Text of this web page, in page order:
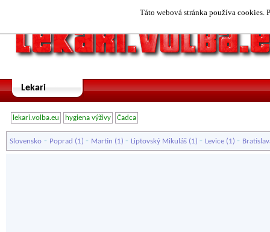
Táto webová stránka používa cookies.
Lekari
lekari.volba.eu hygiena výživy Čadca
Slovensko - Poprad (1) - Martin (1) - Liptovský Mikuláš (1) - Levice (1) -